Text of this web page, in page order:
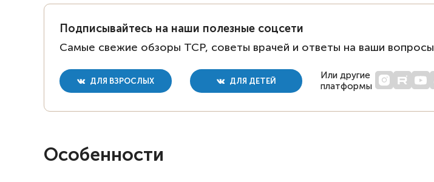
Подписывайтесь на наши полезные соцсети
Самые свежие обзоры ТСР, советы врачей и ответы на ваши вопросы
ДЛЯ ВЗРОСЛЫХ ДЛЯ ДЕТЕЙ
Или другие
платформы
Особенности